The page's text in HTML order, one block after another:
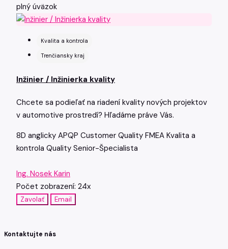
plný úväzok
Kvalita a kontrola
Trenčiansky kraj
Inžinier / Inžinierka kvality
Chcete sa podieľať na riadení kvality nových projektov
v automotive prostredí? Hľadáme práve Vás.
8D anglicky APQP Customer Quality FMEA Kvalita a
kontrola Quality Senior-Špecialista
Ing. Nosek Karin
Počet zobrazení: 24x
Zavolať Email
Kontaktujte nás